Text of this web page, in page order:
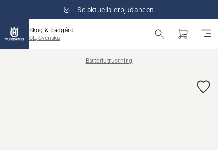
Se aktuella erbjudanden
Skog & trädgård
SE, Svenska
Batteriutrustning